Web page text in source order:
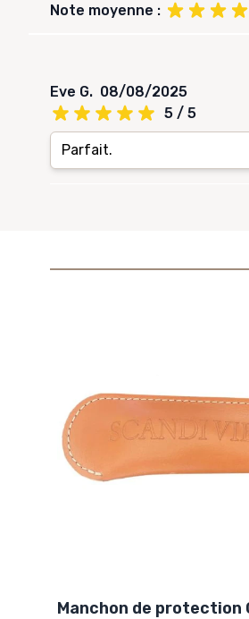
Note moyenne :
Eve G. 08/08/2025
5 / 5
Parfait.
Manchon de protection